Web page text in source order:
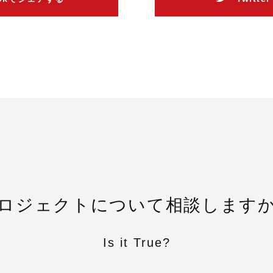
ジェクトについて相談します
Is it True?